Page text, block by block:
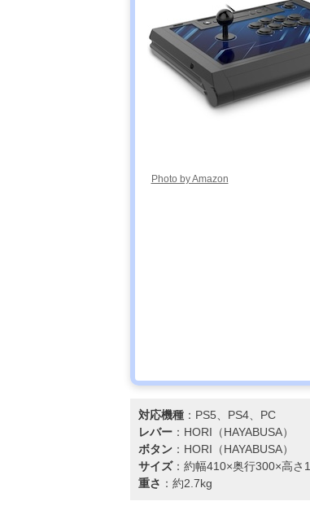
Photo by Amazon
対応機種：PS5、PS4、PC
レバー：HORI（HAYABUSA）
ボタン：HORI（HAYABUSA）
サイズ：約幅410×奥行300×高さ
重さ ：約2.7kg